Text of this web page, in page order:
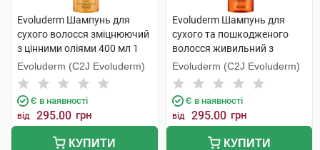
Evoluderm Шампунь для
сухого волосся зміцнюючий
з цінними оліями 400 мл 1
флакон
Evoluderm (C2J Evoluderm)
Є в наявності
від 295.00 грн
КУПИТИ
Evoluderm Шампунь для
сухого та пошкодженого
волосся живильний з
аргановою олією 400 мл 1
флакон
Evoluderm (C2J Evoluderm)
Є в наявності
від 295.00 грн
КУПИТИ